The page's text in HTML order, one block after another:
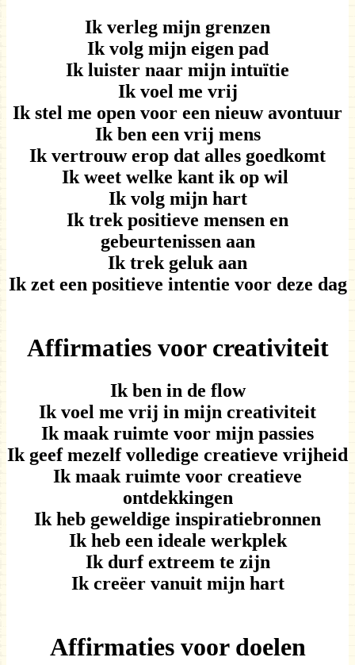
Ik verleg mijn grenzen
Ik volg mijn eigen pad
Ik luister naar mijn intuïtie
Ik voel me vrij
Ik stel me open voor een nieuw avontuur
Ik ben een vrij mens
Ik vertrouw erop dat alles goedkomt
Ik weet welke kant ik op wil
Ik volg mijn hart
Ik trek positieve mensen en
gebeurtenissen aan
Ik trek geluk aan
Ik zet een positieve intentie voor deze dag
Affirmaties voor creativiteit
Ik ben in de flow
Ik voel me vrij in mijn creativiteit
Ik maak ruimte voor mijn passies
Ik geef mezelf volledige creatieve vrijheid
Ik maak ruimte voor creatieve
ontdekkingen
Ik heb geweldige inspiratiebronnen
Ik heb een ideale werkplek
Ik durf extreem te zijn
Ik creëer vanuit mijn hart
Affirmaties voor doelen